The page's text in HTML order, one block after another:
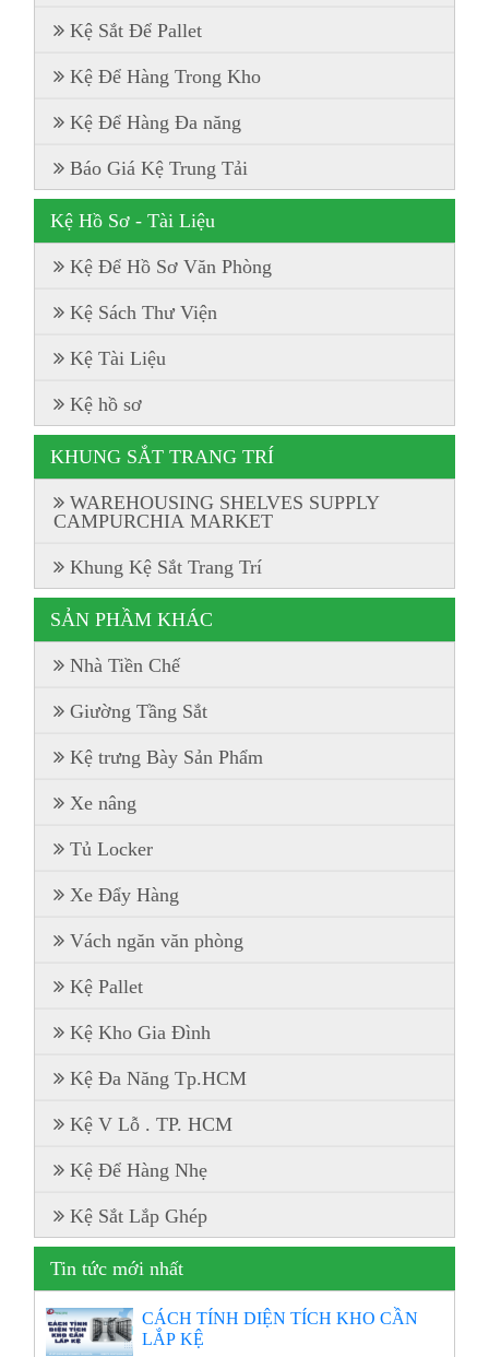
Kệ Sắt Để Pallet
Kệ Để Hàng Trong Kho
Kệ Để Hàng Đa năng
Báo Giá Kệ Trung Tải
Kệ Hồ Sơ - Tài Liệu
Kệ Để Hồ Sơ Văn Phòng
Kệ Sách Thư Viện
Kệ Tài Liệu
Kệ hồ sơ
KHUNG SẮT TRANG TRÍ
WAREHOUSING SHELVES SUPPLY
CAMPURCHIA MARKET
Khung Kệ Sắt Trang Trí
SẢN PHẦM KHÁC
Nhà Tiền Chế
Giường Tầng Sắt
Kệ trưng Bày Sản Phẩm
Xe nâng
Tủ Locker
Xe Đẩy Hàng
Vách ngăn văn phòng
Kệ Pallet
Kệ Kho Gia Đình
Kệ Đa Năng Tp.HCM
Kệ V Lỗ . TP. HCM
Kệ Để Hàng Nhẹ
Kệ Sắt Lắp Ghép
Tin tức mới nhất
CÁCH TÍNH DIỆN TÍCH KHO CẦN
LẮP KỆ